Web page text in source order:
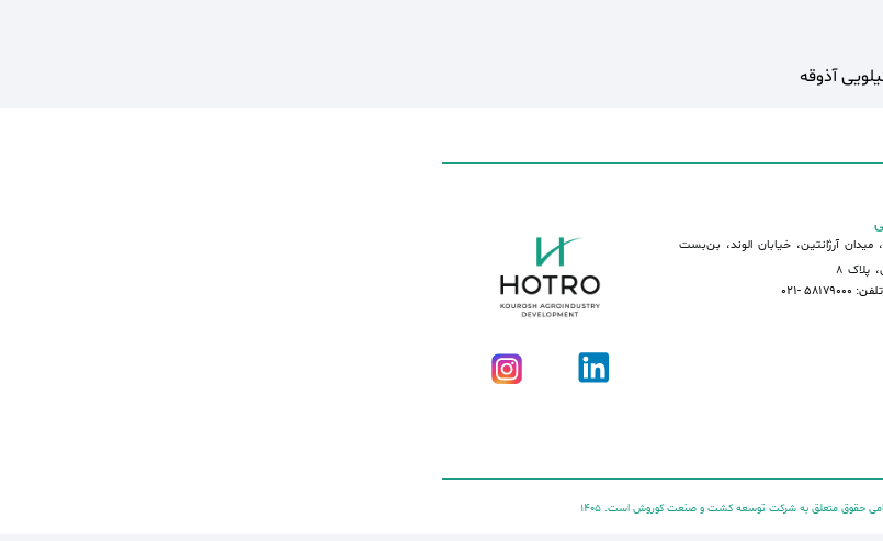
میدان آرژانتین، خیابان الوند، بن‌بست
پلاک 8
تلفن: 58179000 -021
حقوق متعلق به شرکت توسعه کشت و صنعت کوروش است. 1405